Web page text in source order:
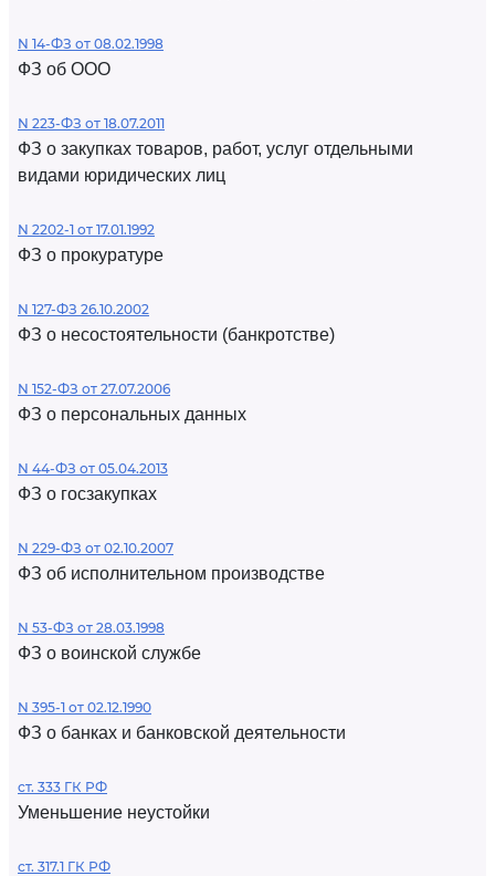
N 14-ФЗ от 08.02.1998
ФЗ об ООО
N 223-ФЗ от 18.07.2011
ФЗ о закупках товаров, работ, услуг отдельными
видами юридических лиц
N 2202-1 от 17.01.1992
ФЗ о прокуратуре
N 127-ФЗ 26.10.2002
ФЗ о несостоятельности (банкротстве)
N 152-ФЗ от 27.07.2006
ФЗ о персональных данных
N 44-ФЗ от 05.04.2013
ФЗ о госзакупках
N 229-ФЗ от 02.10.2007
ФЗ об исполнительном производстве
N 53-ФЗ от 28.03.1998
ФЗ о воинской службе
N 395-1 от 02.12.1990
ФЗ о банках и банковской деятельности
ст. 333 ГК РФ
Уменьшение неустойки
ст. 317.1 ГК РФ